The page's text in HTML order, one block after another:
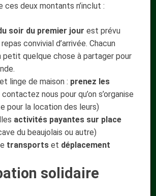
ces deux montants n’inclut :
soir du premier jour est prévu
convivial d’arrivée. Chacun
petit quelque chose à partager pour
linge de maison : prenez les
contactez nous pour qu’on s’organise
pour la location des leurs)
activités payantes sur place
du beaujolais ou autre)
transports et déplacement
solidaire